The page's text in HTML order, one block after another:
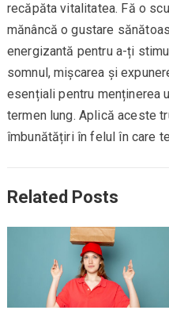
recăpăta vitalitatea. Fă o
mănâncă o gustare
energizantă pentru a-ți
somnul, mișcarea și
esențiali pentru menținerea
termen lung. Aplică aceste
îmbunătățiri în felul în care
Related Posts